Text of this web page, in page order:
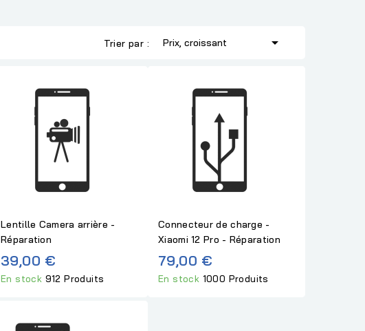
Trier par : Prix, croissant 
Lentille Camera arrière -
Réparation
39,00 €
En stock 912 Produits
Connecteur de charge -
Xiaomi 12 Pro - Réparation
79,00 €
En stock 1000 Produits